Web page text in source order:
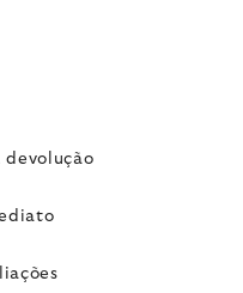
devolução